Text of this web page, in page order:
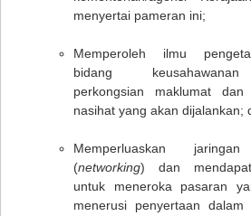
menyertai pameran ini;
Memperoleh ilmu
bidang
perkongsian maklumat
nasihat yang akan dijalankan;
Memperluaskan
(networking) dan
untuk meneroka pasaran
menerusi penyertaan dalam